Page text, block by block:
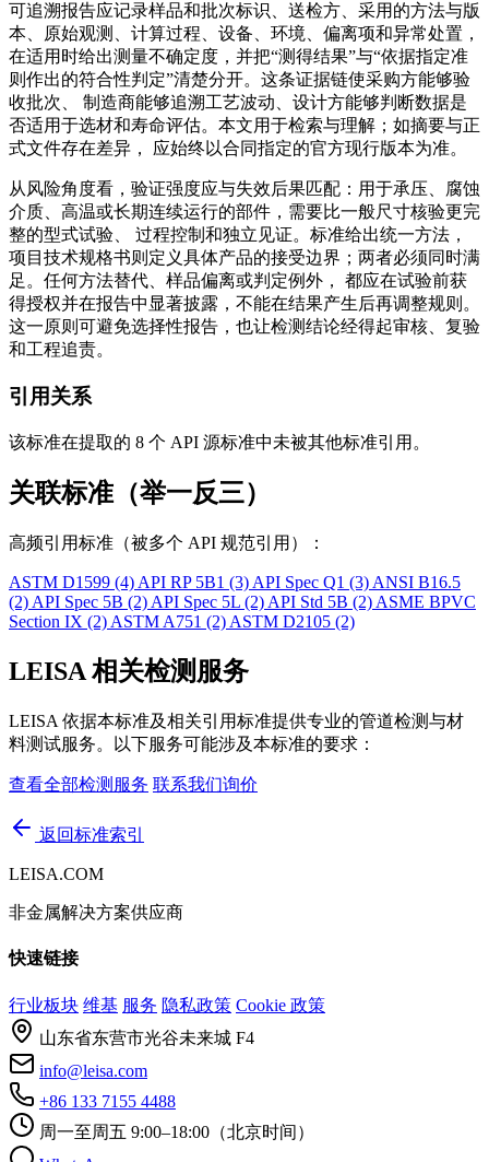
可追溯报告应记录样品和批次标识、送检方、采用的方法与版
本、原始观测、计算过程、设备、环境、偏离项和异常处置，
在适用时给出测量不确定度，并把“测得结果”与“依据指定准
则作出的符合性判定”清楚分开。这条证据链使采购方能够验
收批次、 制造商能够追溯工艺波动、设计方能够判断数据是
否适用于选材和寿命评估。本文用于检索与理解；如摘要与正
式文件存在差异， 应始终以合同指定的官方现行版本为准。
从风险角度看，验证强度应与失效后果匹配：用于承压、腐蚀
介质、高温或长期连续运行的部件，需要比一般尺寸核验更完
整的型式试验、 过程控制和独立见证。标准给出统一方法，
项目技术规格书则定义具体产品的接受边界；两者必须同时满
足。任何方法替代、样品偏离或判定例外， 都应在试验前获
得授权并在报告中显著披露，不能在结果产生后再调整规则。
这一原则可避免选择性报告，也让检测结论经得起审核、复验
和工程追责。
引用关系
该标准在提取的 8 个 API 源标准中未被其他标准引用。
关联标准（举一反三）
高频引用标准（被多个 API 规范引用）：
ASTM D1599 (4) API RP 5B1 (3) API Spec Q1 (3) ANSI B16.5
(2) API Spec 5B (2) API Spec 5L (2) API Std 5B (2) ASME BPVC
Section IX (2) ASTM A751 (2) ASTM D2105 (2)
LEISA 相关检测服务
LEISA 依据本标准及相关引用标准提供专业的管道检测与材
料测试服务。以下服务可能涉及本标准的要求：
查看全部检测服务 联系我们询价
返回标准索引
LEISA.COM
非金属解决方案供应商
快速链接
行业板块 维基 服务 隐私政策 Cookie 政策
山东省东营市光谷未来城 F4
info@leisa.com
+86 133 7155 4488
周一至周五 9:00–18:00（北京时间）